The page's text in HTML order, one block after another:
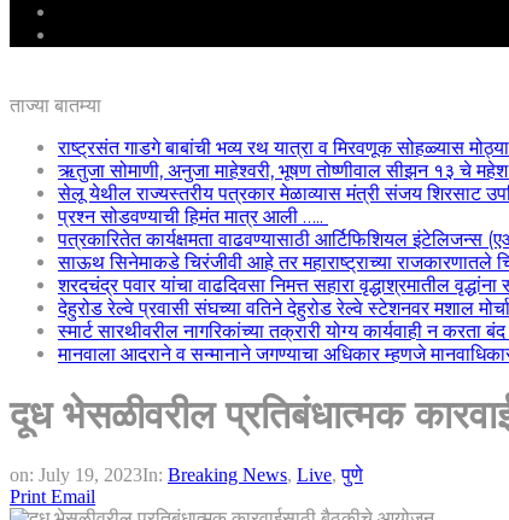
ताज्या बातम्या
राष्ट्रसंत गाडगे बाबांची भव्य रथ यात्रा व मिरवणूक सोहळ्यास
ऋतुजा सोमाणी, अनुजा माहेश्वरी, भूषण तोष्णीवाल सीझन १३ चे
सेलू येथील राज्यस्तरीय पत्रकार मेळाव्यास मंत्री संजय शिरसाट
प्रश्न सोडवण्याची हिमंत मात्र आली …..
पत्रकारितेत कार्यक्षमता वाढवण्यासाठी आर्टिफिशियल
साऊथ सिनेमाकडे चिरंजीवी आहे तर महाराष्ट्राच्या राजकारणातले
शरदचंद्र पवार यांचा वाढदिवसा निमत्त सहारा वृद्धाश्रमातील
देहुरोड रेल्वे प्रवासी संघच्या वतिने देहुरोड रेल्वे स्टेशनवर मशाल
स्मार्ट सारथीवरील नागरिकांच्या तक्रारी योग्य कार्यवाही न करता
मानवाला आदराने व सन्मानाने जगण्याचा अधिकार म्हणजे
दूध भेसळीवरील प्रतिबंधात्मक
on: July 19, 2023In: Breaking News, Live,पुणे
Print Email